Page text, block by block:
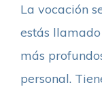
La vocación
estás llamado
más
personal.